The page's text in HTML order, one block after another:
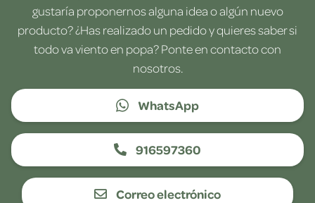
gustaría proponernos alguna idea o algún nuevo
producto? ¿Has realizado un pedido y quieres saber si
todo va viento en popa? Ponte en contacto con
nosotros.
WhatsApp
916597360
Correo electrónico